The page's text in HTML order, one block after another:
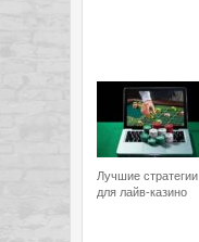
Лучшие стратегии
для лайв-казино